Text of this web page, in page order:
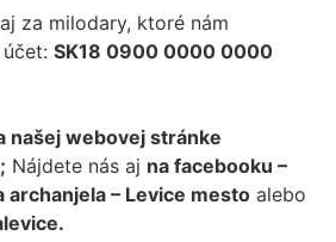
za milodary, ktoré nám
SK18 0900 0000 0000
našej webovej stránke
Nájdete nás aj na facebooku –
archanjela – Levice mesto alebo